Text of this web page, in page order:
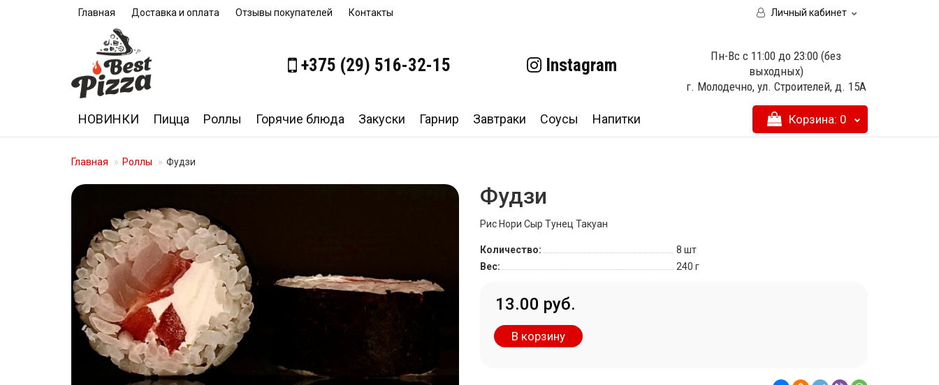
Главная Доставка и оплата Отзывы покупателей Контакты Личный кабинет
+375 (29) 516-32-15 Instagram
Пн-Вс с 11:00 до 23:00 (без
выходных)
г. Молодечно, ул. Строителей, д. 15А
НОВИНКИ Пицца Роллы Горячие блюда Закуски Гарнир Завтраки Соусы Напитки Корзина: 0
Главная Роллы Фудзи
Фудзи
Рис Нори Сыр Тунец Такуан
Количество:
8 шт
Вес:
240 г
13.00 руб.
В корзину